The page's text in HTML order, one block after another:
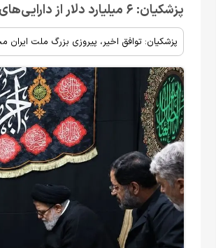
پزشکیان: ۶ میلیارد دلار از دارایی‌های ایران در قطر آزاد و به کشور بازگردانده می‌شود+ عکس
پزشکیان: توافق اخیر، پیروزی بزرگ ملت